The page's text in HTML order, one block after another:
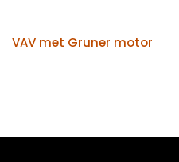
VAV met Gruner motor